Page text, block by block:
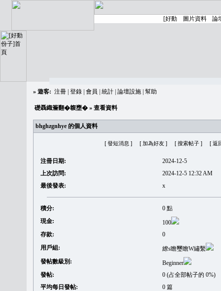
» 遊客: 注冊 登錄 會員 統計 論壇設施 幫助
礎聶織簷翻�䪖壅� » 查看資料
bhghzgnhye 的個人資料
[ 發短消息 ] [ 加為好友 ] [ 搜索帖子 ] [ 返
注冊日期:
2024-12-5
上次訪問:
2024-12-5 12:32 AM
最後發表:
x
積分:
0 點
現金:
100
存款:
0
用戶組:
繚s瞻璽瞻W繡繫
發帖數級別:
Beginner
發帖:
0 (占全部帖子的 0%)
平均每日發帖:
0 篇